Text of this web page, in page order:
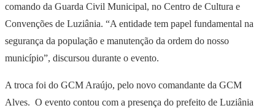
comando da Guarda Civil Municipal, no Centro de Cultura e
Convenções de Luziânia. “A entidade tem papel fundamental na
segurança da população e manutenção da ordem do nosso
município”, discursou durante o evento.
A troca foi do GCM Araújo, pelo novo comandante da GCM
Alves. O evento contou com a presença do prefeito de Luziânia